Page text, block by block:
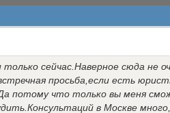
сейчас.Наверное сюда не
просьба,если есть
потому что только вы меня
в Москве